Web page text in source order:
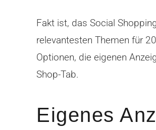
Fakt ist, das Social
relevantesten Themen für
Optionen, die eigenen
Shop-Tab.
Eigenes